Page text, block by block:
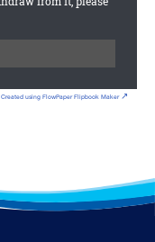
Created using FlowPaper Flipbook Maker ↗